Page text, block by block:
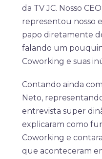
da TV JC. Nosso
representou nosso
papo diretamente
falando um
Coworking e suas
Contando ainda
Neto,
entrevista super
explicaram como
Coworking e
que aconteceram